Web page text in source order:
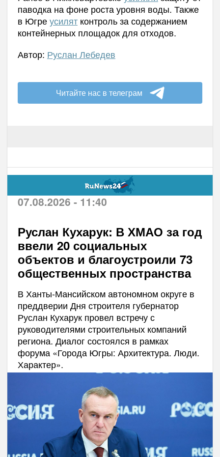
паводка на фоне роста уровня воды. Также
в Югреусилятконтроль за содержанием
контейнерных площадок для отходов.
Автор: Руслан Лебедев
Читайте нас в телеграм
07.08.2026 - 11:40
Руслан Кухарук: В ХМАО за год
ввели 20 социальных
объектов и благоустроили 73
общественных пространства
В Ханты-Мансийском автономном округе в
преддверии Дня строителя губернатор
Руслан Кухарук провел встречу с
руководителями строительных компаний
региона. Диалог состоялся в рамках
форума «Города Югры: Архитектура. Люди.
Характер».